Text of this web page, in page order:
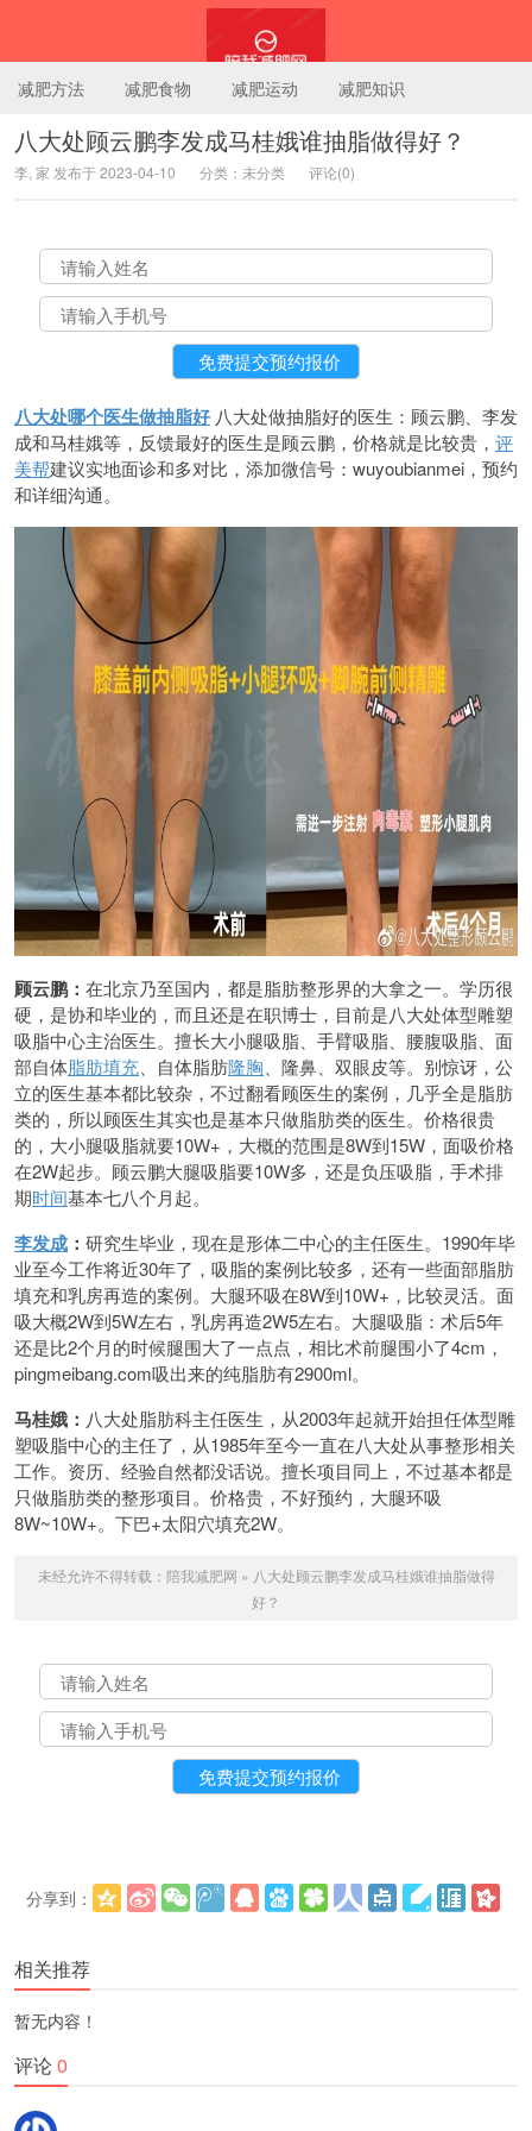
陪我减肥网
减肥方法 减肥食物 减肥运动 减肥知识
八大处顾云鹏李发成马桂娥谁抽脂做得好？
李, 家 发布于 2023-04-10 分类：未分类 评论(0)
八大处哪个医生做抽脂好八大处做抽脂好的医生：顾云鹏、李发
成和马桂娥等，反馈最好的医生是顾云鹏，价格就是比较贵， 评
美帮建议实地面诊和多对比，添加微信号：wuyoubianmei，预约
和详细沟通。
顾云鹏： 在北京乃至国内，都是脂肪整形界的大拿之一。学历很
硬，是协和毕业的，而且还是在职博士，目前是八大处体型雕塑
吸脂中心主治医生。擅长大小腿吸脂、手臂吸脂、腰腹吸脂、面
部自体脂肪填充 、自体脂肪隆胸 、隆鼻、双眼皮等。别惊讶，公
立的医生基本都比较杂，不过翻看顾医生的案例，几乎全是脂肪
类的，所以顾医生其实也是基本只做脂肪类的医生。价格很贵
的，大小腿吸脂就要10W+，大概的范围是8W到15W，面吸价格
在2W起步。顾云鹏大腿吸脂要10W多，还是负压吸脂，手术排
期时间基本七八个月起。
李发成 ： 研究生毕业，现在是形体二中心的主任医生。1990年毕
业至今工作将近30年了，吸脂的案例比较多，还有一些面部脂肪
填充和乳房再造的案例。大腿环吸在8W到10W+，比较灵活。面
吸大概2W到5W左右，乳房再造2W5左右。大腿吸脂：术后5年
还是比2个月的时候腿围大了一点点，相比术前腿围小了4cm，
pingmeibang.com吸出来的纯脂肪有2900ml。
马桂娥： 八大处脂肪科主任医生，从2003年起就开始担任体型雕
塑吸脂中心的主任了，从1985年至今一直在八大处从事整形相关
工作。资历、经验自然都没话说。擅长项目同上，不过基本都是
只做脂肪类的整形项目。价格贵，不好预约，大腿环吸
8W~10W+。下巴+太阳穴填充2W。
未经允许不得转载： 陪我减肥网 » 八大处顾云鹏李发成马桂娥谁抽脂做得
好？
分享到：
相关推荐
暂无内容！
评论0